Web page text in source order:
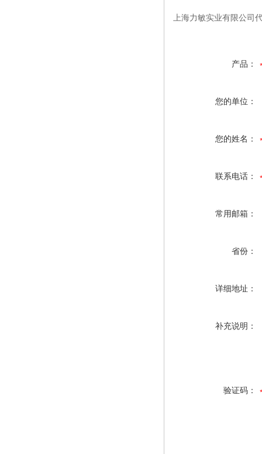
上海力敏实业有限公司
产品：
您的单位：
您的姓名：
联系电话：
常用邮箱：
省份：
详细地址：
补充说明：
验证码：